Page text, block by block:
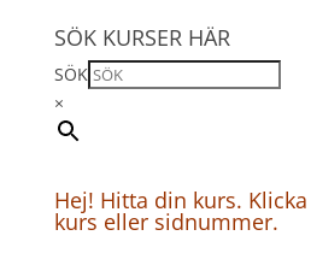
SÖK KURSER HÄR
SÖK
×
Hej! Hitta din kurs.
kurs eller sidnummer.